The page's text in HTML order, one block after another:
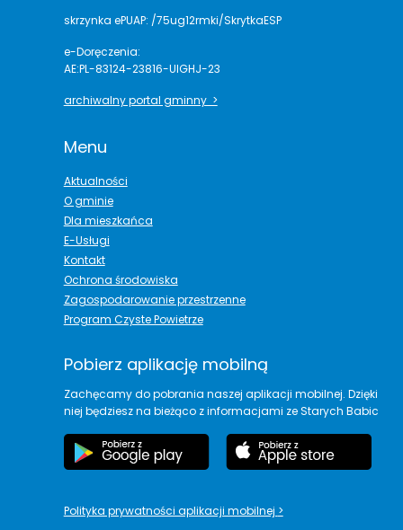
skrzynka ePUAP: /75ug12rmki/SkrytkaESP
e-Doręczenia:
AE:PL-83124-23816-UIGHJ-23
archiwalny portal gminny >
Menu
Aktualności
O gminie
Dla mieszkańca
E-Usługi
Kontakt
Ochrona środowiska
Zagospodarowanie przestrzenne
Program Czyste Powietrze
Pobierz aplikację mobilną
Zachęcamy do pobrania naszej aplikacji mobilnej. Dzięki
niej będziesz na bieżąco z informacjami ze Starych Babic
Polityka prywatności aplikacji mobilnej >